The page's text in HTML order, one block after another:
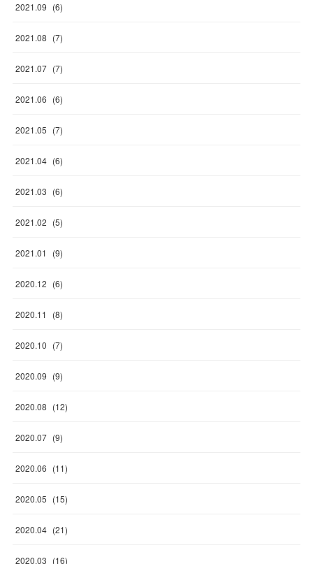
2021.09 (6)
2021.08 (7)
2021.07 (7)
2021.06 (6)
2021.05 (7)
2021.04 (6)
2021.03 (6)
2021.02 (5)
2021.01 (9)
2020.12 (6)
2020.11 (8)
2020.10 (7)
2020.09 (9)
2020.08 (12)
2020.07 (9)
2020.06 (11)
2020.05 (15)
2020.04 (21)
2020.03 (16)